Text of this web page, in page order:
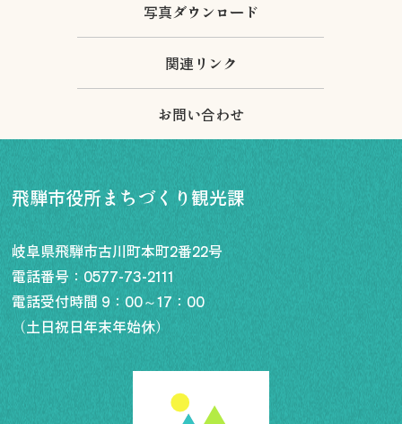
写真ダウンロード
関連リンク
お問い合わせ
飛騨市役所まちづくり観光課
岐阜県飛騨市古川町本町2番22号
電話番号： 0577-73-2111
電話受付時間 9：00～17：00
（土日祝日年末年始休）